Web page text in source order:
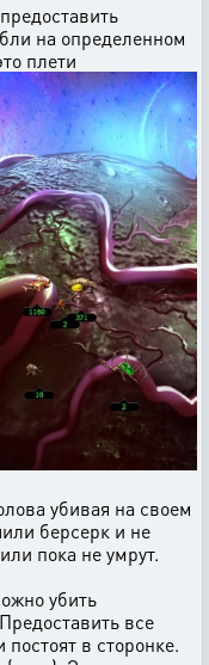
на определенном
плети
убивая на своем
берсерк и не
пока не умрут.
убить
все
в сторонке.